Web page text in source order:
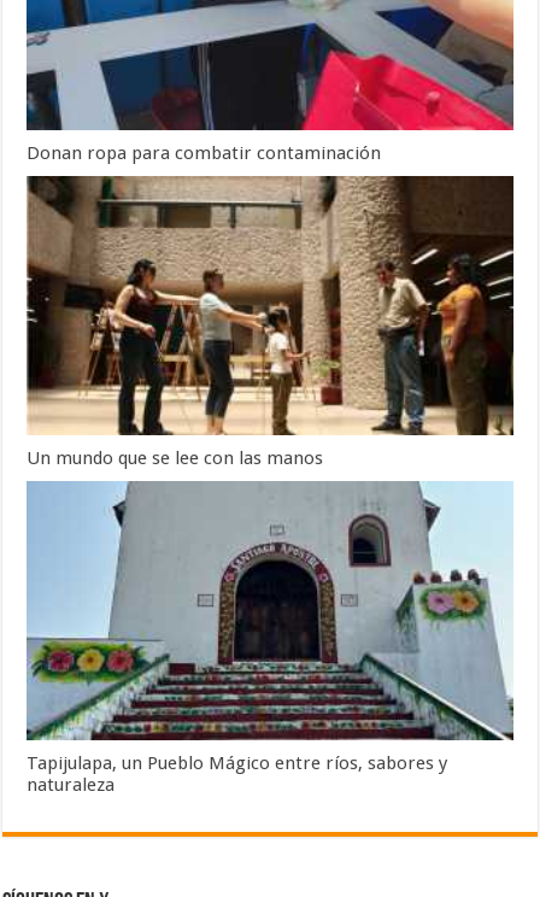
Donan ropa para combatir contaminación
Un mundo que se lee con las manos
Tapijulapa, un Pueblo Mágico entre ríos, sabores y
naturaleza